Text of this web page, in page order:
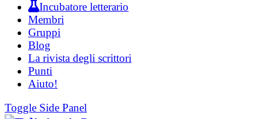
Incubatore letterario
Membri
Gruppi
Blog
La rivista degli scrittori
Punti
Aiuto!
Toggle Side Panel